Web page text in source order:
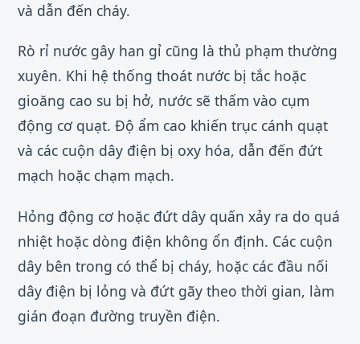
và dẫn đến cháy.
Rò rỉ nước gây han gỉ cũng là thủ phạm thường
xuyên. Khi hệ thống thoát nước bị tắc hoặc
gioăng cao su bị hở, nước sẽ thấm vào cụm
động cơ quạt. Độ ẩm cao khiến trục cánh quạt
và các cuộn dây điện bị oxy hóa, dẫn đến đứt
mạch hoặc chạm mạch.
Hỏng động cơ hoặc đứt dây quấn xảy ra do quá
nhiệt hoặc dòng điện không ổn định. Các cuộn
dây bên trong có thể bị cháy, hoặc các đầu nối
dây điện bị lỏng và đứt gãy theo thời gian, làm
gián đoạn đường truyền điện.